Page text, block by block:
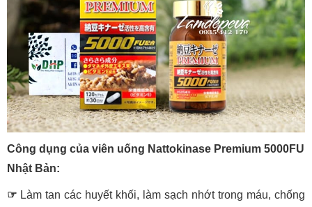
Công dụng của viên uống Nattokinase Premium 5000FU
Nhật Bản:
☞ Làm tan các huyết khối, làm sạch nhớt trong máu, chống